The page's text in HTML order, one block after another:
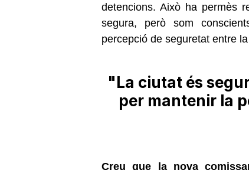
detencions. Això ha permès
segura, però som
percepció de seguretat entre
"La ciutat és
per mantenir la
Creu que la nova